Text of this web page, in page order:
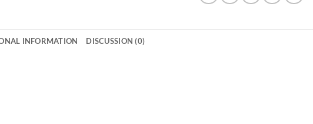
INFORMATION DISCUSSION (0)